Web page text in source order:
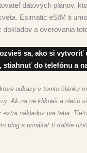
dátových plánov,
Esimatic eSIM ti
dokladov a overovania
sa, ako si vytvoriť
stiahnuť do telefónu a
odkazy v tomto článku
Ak na ne klikneš a niečo
extra nákladov pre teba.
blog a prinášať ti ďalšie